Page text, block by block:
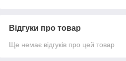
Відгуки про товар
Ще немає відгуків про цей товар